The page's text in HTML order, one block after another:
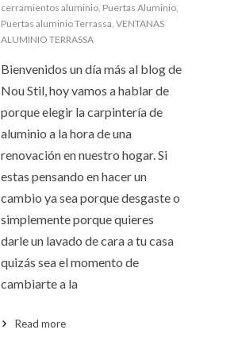
cerramientos aluminio Puertas Aluminio
Puertas aluminio Terrassa VENTANAS
ALUMINIO TERRASSA
Bienvenidos un día más al blog de
Nou Stil, hoy vamos a hablar de
porque elegir la carpintería de
aluminio a la hora de una
renovación en nuestro hogar. Si
estas pensando en hacer un
cambio ya sea porque desgaste o
simplemente porque quieres
darle un lavado de cara a tu casa
quizás sea el momento de
cambiarte a la
Read more